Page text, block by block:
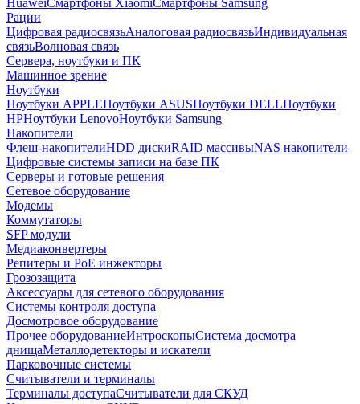
HuaweiСмартфоны XiaomiСмартфоны Samsung
Рации
Цифровая радиосвязьАналоговая радиосвязьИндивидуальная
связьВолновая связь
Сервера, ноутбуки и ПК
Машинное зрение
Ноутбуки
Ноутбуки APPLEНоутбуки ASUSНоутбуки DELLНоутбуки
HPНоутбуки LenovoНоутбуки Samsung
Накопители
Флеш-накопителиHDD дискиRAID массивыNAS накопители
Цифровые системы записи на базе ПК
Серверы и готовые решения
Сетевое оборудование
Модемы
Коммутаторы
SFP модули
Медиаконвертеры
Репитеры и PoE инжекторы
Грозозащита
Аксессуары для сетевого оборудования
Системы контроля доступа
Досмотровое оборудование
Прочее оборудованиеИнтроскопыСистема досмотра
днищаМеталлодетекторы и искатели
Парковочные системы
Считыватели и терминалы
Терминалы доступаСчитыватели для СКУД